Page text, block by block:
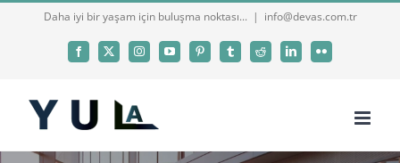
Daha iyi bir yaşam için buluşma noktası... | info@devas.com.tr
Facebook
X InstagramYouTubePinterestTumblrReddit LinkedInFlickr